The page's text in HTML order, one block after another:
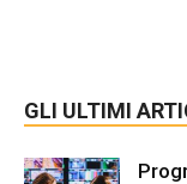
GLI ULTIMI